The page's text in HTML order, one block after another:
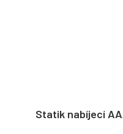
Statik nabíjecí